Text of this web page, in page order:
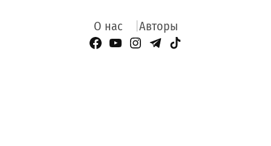
О нас Авторы
Facebook Page
YouTube
Instagram
Telegram
TikTok